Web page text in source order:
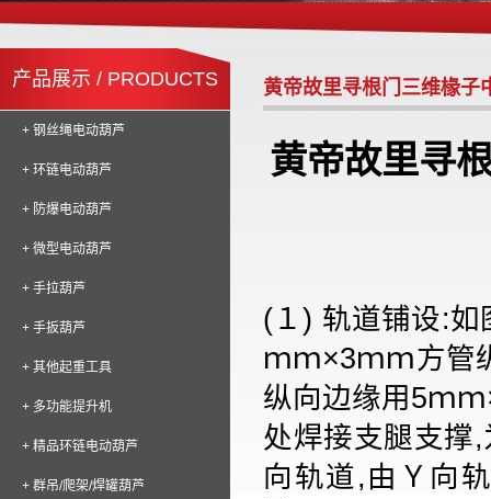
产品展示 / PRODUCTS
+ 钢丝绳电动葫芦
+ 环链电动葫芦
+ 防爆电动葫芦
+ 微型电动葫芦
+ 手拉葫芦
+ 手扳葫芦
+ 其他起重工具
+ 多功能提升机
+ 精品环链电动葫芦
+ 群吊/爬架/焊罐葫芦
黄帝故里寻根门三维椽子
黄帝故里寻
(１) 轨道铺设:如
ｍｍ×3ｍｍ方管
纵向边缘用 5ｍ
处焊接支腿支撑,
向轨道, 由Ｙ向